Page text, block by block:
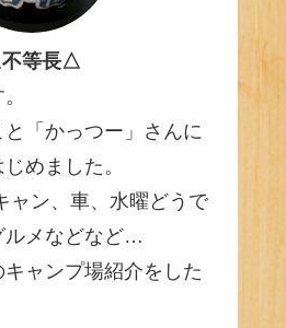
等長△
「かっつー」さんに
めました。
ャン、車、水曜どうで
ルメなどなど…
ャンプ場紹介をした